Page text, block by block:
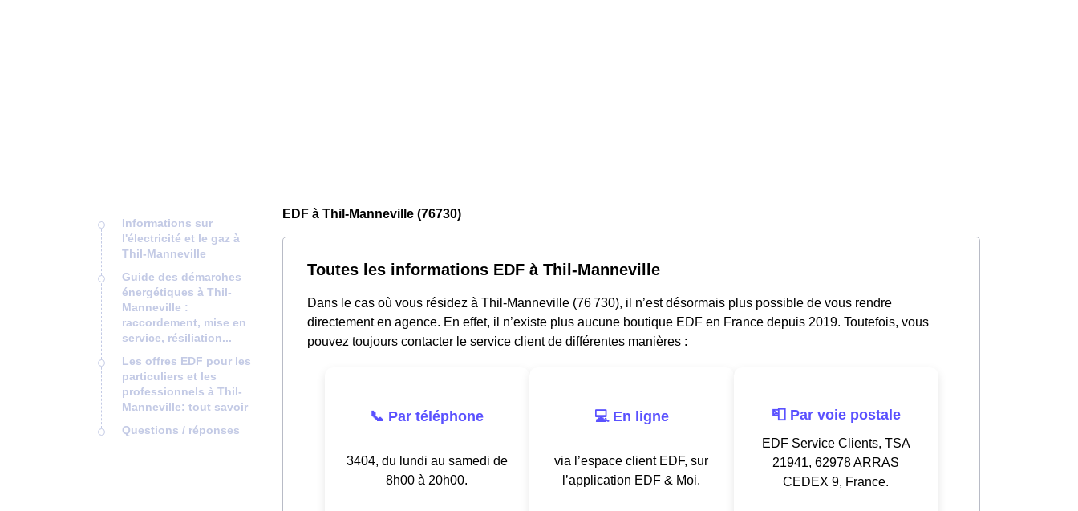
Informations sur
l'électricité et le gaz à
Thil-Manneville
Guide des démarches
énergétiques à Thil-
Manneville :
raccordement, mise en
service, résiliation...
Les offres EDF pour les
particuliers et les
professionnels à Thil-
Manneville: tout savoir
Questions / réponses
EDF à Thil-Manneville (76730)
Toutes les informations EDF à Thil-Manneville
Dans le cas où vous résidez à Thil-Manneville (76 730), il n’est désormais plus possible de vous rendre
directement en agence. En effet, il n’existe plus aucune boutique EDF en France depuis 2019. Toutefois, vous
pouvez toujours contacter le service client de différentes manières :
📞 Par téléphone
3404, du lundi au samedi de
8h00 à 20h00.
💻 En ligne
via l’espace client EDF, sur
l’application EDF & Moi.
📮 Par voie postale
EDF Service Clients, TSA
21941, 62978 ARRAS
CEDEX 9, France.